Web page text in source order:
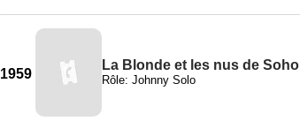
1959
La Blonde et les nus de Soho
Rôle: Johnny Solo